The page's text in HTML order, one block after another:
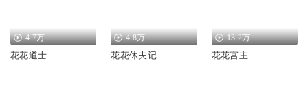
4.7万
花花道士
4.8万
花花休夫记
13.2万
花花宫主